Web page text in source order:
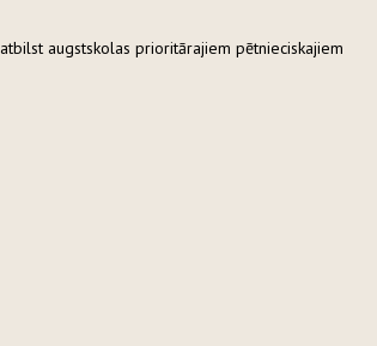
augstskolas prioritārajiem pētnieciskajiem